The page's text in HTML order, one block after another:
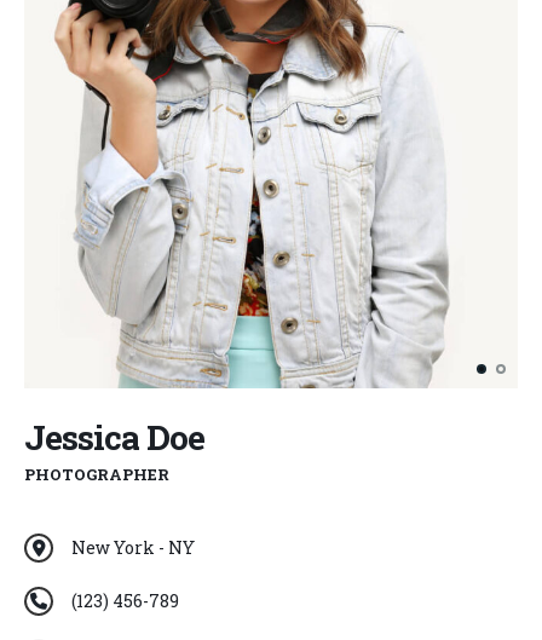
Jessica Doe
PHOTOGRAPHER
New York - NY
(123) 456-789